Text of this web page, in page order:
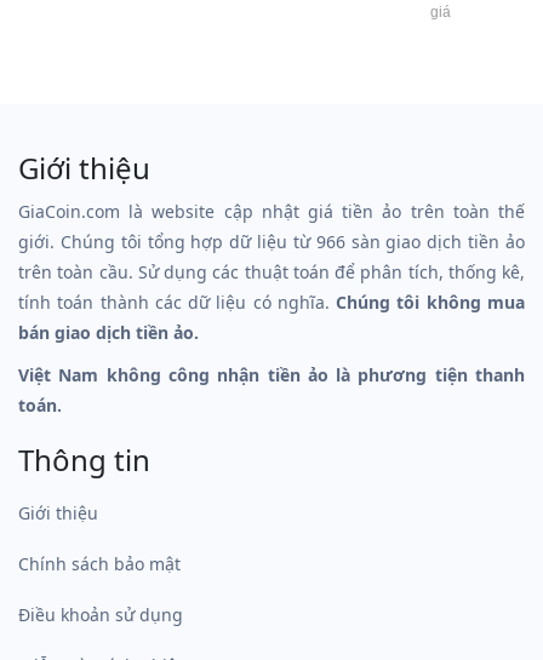
giá
Giới thiệu
GiaCoin.com là website cập nhật giá tiền ảo trên toàn thế
giới. Chúng tôi tổng hợp dữ liệu từ 966 sàn giao dịch tiền ảo
trên toàn cầu. Sử dụng các thuật toán để phân tích, thống kê,
tính toán thành các dữ liệu có nghĩa.Chúng tôi không mua
bán giao dịch tiền ảo.
Việt Nam không công nhận tiền ảo là phương tiện thanh
toán.
Thông tin
Giới thiệu
Chính sách bảo mật
Điều khoản sử dụng